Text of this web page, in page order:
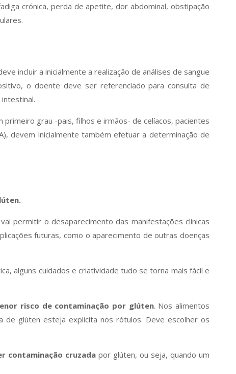
crónica, perda de apetite, dor abdominal, obstipação
incluir a inicialmente a realização de análises de sangue
o doente deve ser referenciado para consulta de
grau -pais, filhos e irmãos- de celíacos, pacientes
devem inicialmente também efetuar a determinação de
permitir o desaparecimento das manifestações clínicas
futuras, como o aparecimento de outras doenças
alguns cuidados e criatividade tudo se torna mais fácil e
risco de contaminação por glúten. Nos alimentos
de glúten esteja explicita nos rótulos. Deve escolher os
contaminação cruzadapor glúten, ou seja, quando um